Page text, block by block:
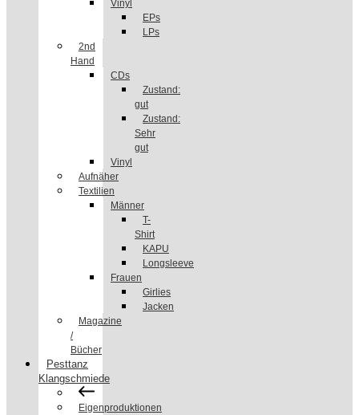
Vinyl
EPs
LPs
2nd
Hand
CDs
Zustand:
gut
Zustand:
Sehr
gut
Vinyl
Aufnäher
Textilien
Männer
T-
Shirt
KAPU
Longsleeve
Frauen
Girlies
Jacken
Magazine
/
Bücher
Pesttanz
Klangschmiede
Eigenproduktionen